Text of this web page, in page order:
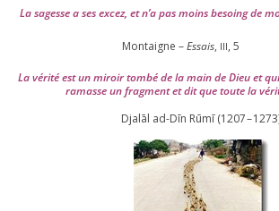
La sagesse a ses excez, et n’a pas moins besoing de
Montaigne –Essais, III, 5
La véri­té est un miroir tom­bé de la main de Dieu et qui
ramasse un frag­ment et dit que toute la
Djalāl ad-Dīn Rūmī (1207–1273